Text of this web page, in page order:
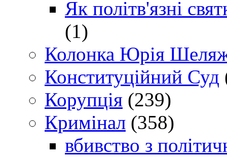
Як політв'язні
(1)
Колонка Юрія
Конституційний Суд
Корупція (239)
Кримінал (358)
вбивство з